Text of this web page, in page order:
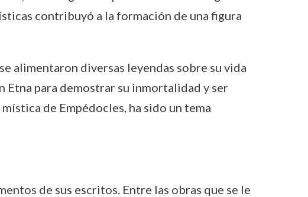
contribuyó a la formación de una figura
alimentaron diversas leyendas sobre su vida
Etna para demostrar su inmortalidad y ser
de Empédocles, ha sido un tema
de sus escritos. Entre las obras que se le